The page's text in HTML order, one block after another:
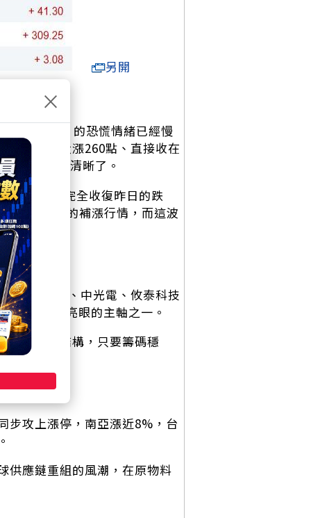
另開
最壞劇本」的恐慌情緒已經慢
高，終場大漲260點、直接收在
的訊號更清晰了。
，幾乎完全收復昨日的跌
一波像樣的補漲行情，而這波
今日雷虎、中光電、攸泰科技
為盤面最亮眼的主軸之一。
與高毛利結構，只要籌碼穩
表。
步攻上漲停，南亞漲近8%，台
供應鏈重組的風潮，在原物料
×